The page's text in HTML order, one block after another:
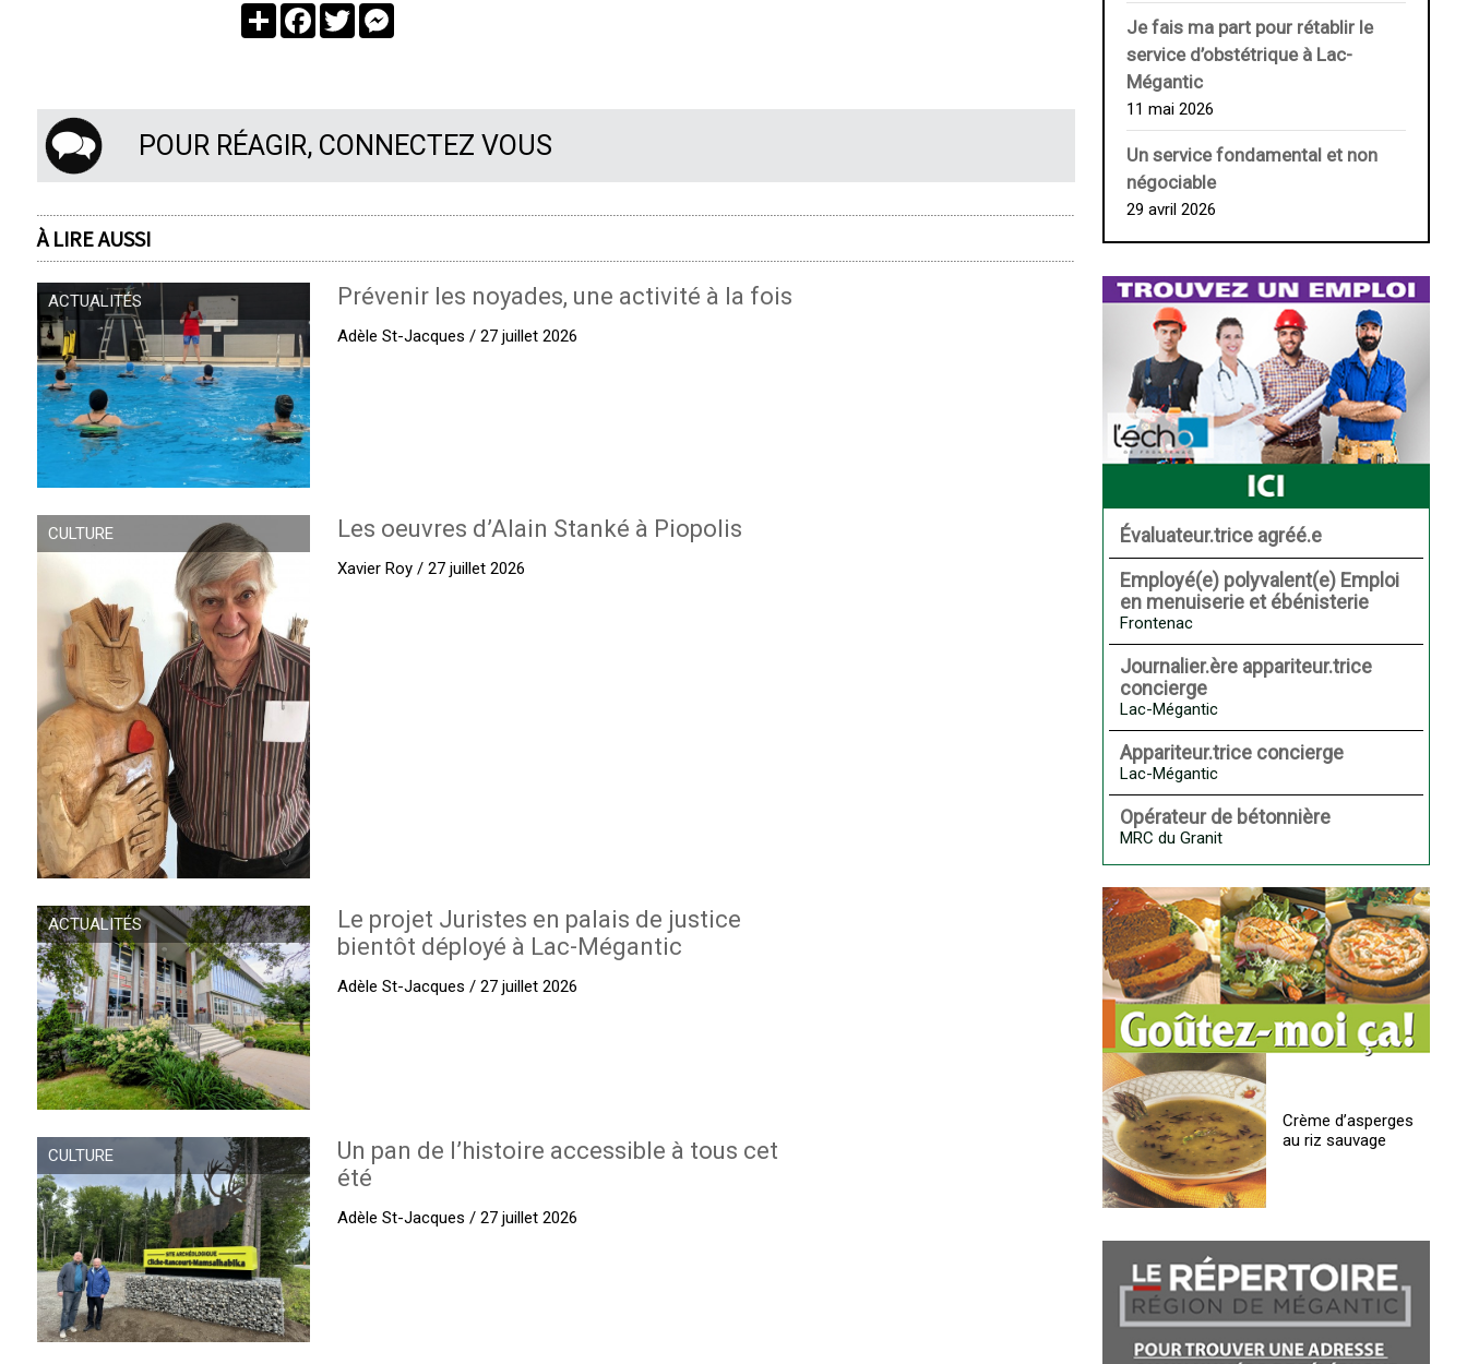
PartagerFacebook
TwitterMessenger
POUR RÉAGIR, CONNECTEZ VOUS
À LIRE AUSSI
ACTUALITÉS Prévenir les noyades, une activité à la fois
Adèle St-Jacques / 27 juillet 2026
CULTURE Les oeuvres d’Alain Stanké à Piopolis
Xavier Roy / 27 juillet 2026
ACTUALITÉS
Le projet Juristes en palais de justice
bientôt déployé à Lac-Mégantic
Adèle St-Jacques / 27 juillet 2026
CULTURE
Un pan de l’histoire accessible à tous cet
été
Adèle St-Jacques / 27 juillet 2026
Je fais ma part pour rétablir le
service d’obstétrique à Lac-
Mégantic
11 mai 2026
Un service fondamental et non
négociable
29 avril 2026
Évaluateur.trice agréé.e
Employé(e) polyvalent(e) Emploi
en menuiserie et ébénisterie
Frontenac
Journalier.ère appariteur.trice
concierge
Lac-Mégantic
Appariteur.trice concierge
Lac-Mégantic
Opérateur de bétonnière
MRC du Granit
Crème d’asperges
au riz sauvage